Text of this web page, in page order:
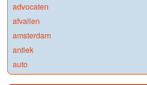
advocaten
afvallen
amsterdam
antiek
auto